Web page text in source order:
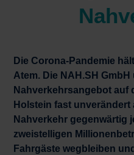
Die Corona-Pandemie
Atem. Die NAH.SH
Nahverkehrsangebot auf
Holstein fast
Nahverkehr gegenwärtig
zweistelligen
Fahrgäste wegbleiben